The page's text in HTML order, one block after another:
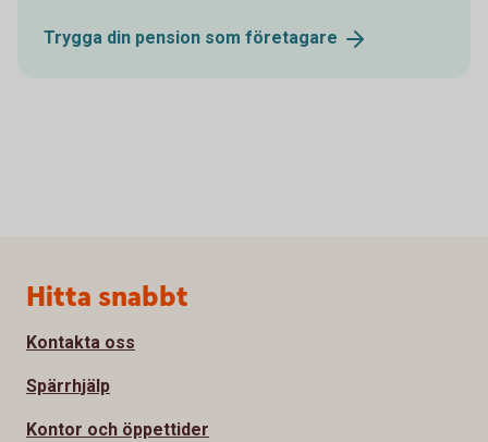
Trygga din pension som företagare
Sidfot
Hitta snabbt
Kontakta oss
Spärrhjälp
Kontor och öppettider